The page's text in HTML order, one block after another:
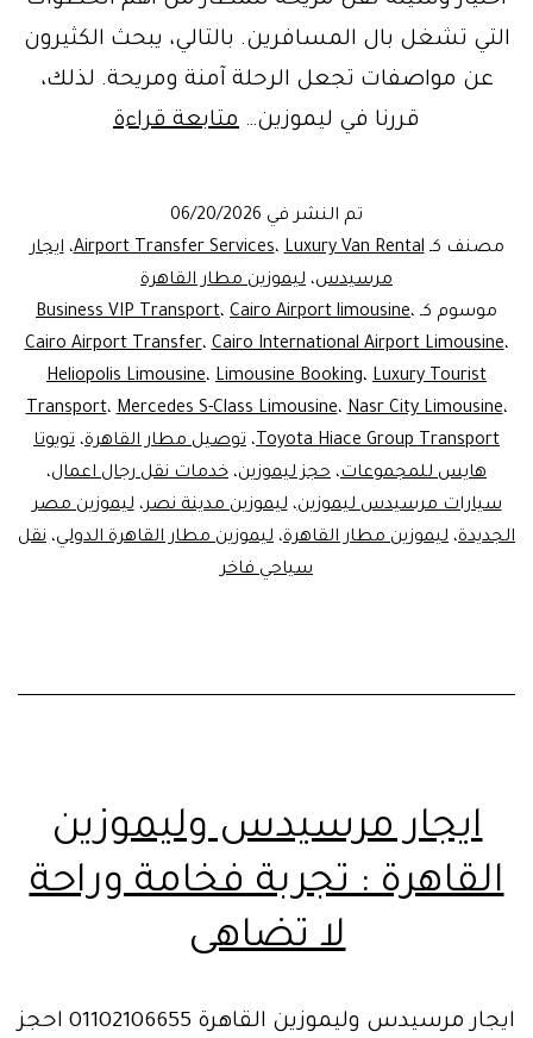
التي تشغل بال المسافرين. بالتالي، يبحث الكثيرون
عن مواصفات تجعل الرحلة آمنة ومريحة. لذلك،
قررنا في ليموزين… متابعة قراءةBest
Limousine:
Services
for
Your
Travel
تم النشر في 06/20/2026
مصنف كـ
Airport Transfer Services،Luxury Van Rental ،ايجار
مرسيدس، ليموزين مطار القاهرة
موسوم كـ
Business VIP Transport، Cairo Airport limousine،
Cairo Airport Transfer،Cairo International Airport Limousine،
Heliopolis Limousine، Limousine Booking، Luxury Tourist
Transport،Mercedes S-Class Limousine،Nasr City Limousine،
Toyota Hiace Group Transport، توصيل مطار القاهرة، تويوتا
هايس للمجموعات، حجز ليموزين، خدمات نقل رجال اعمال،
سيارات مرسيدس ليموزين،ليموزين مدينة نصر،ليموزين مصر
الجديدة، ليموزين مطار القاهرة، ليموزين مطار القاهرة الدولي، نقل
سياحي فاخر
ايجار مرسيدس وليموزين
القاهرة : تجربة فخامة وراحة
لا تضاهى
ايجار مرسيدس وليموزين القاهرة 01102106655 احجز